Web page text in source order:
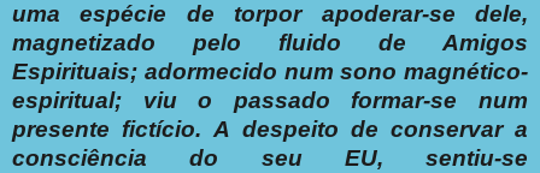
uma espécie de torpor apoderar-se dele,
magnetizado pelo fluido de Amigos
Espirituais; adormecido num sono magnético-
espiritual; viu o passado formar-se num
presente fictício. A despeito de conservar a
consciência do seu EU, sentiu-se